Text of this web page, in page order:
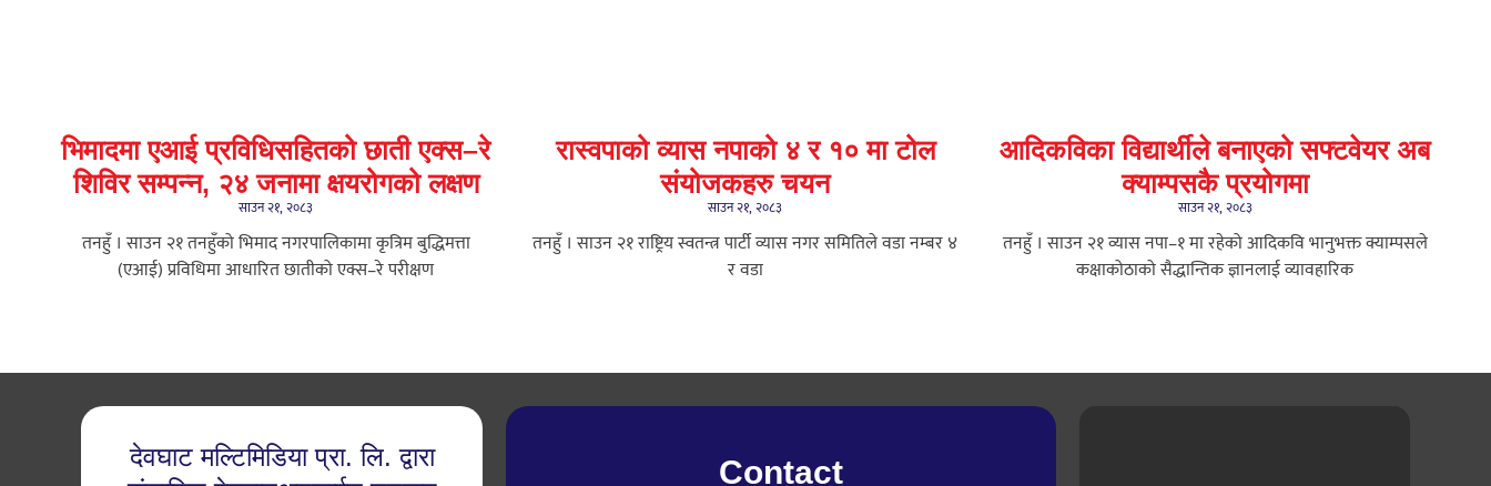
भिमादमा एआई प्रविधिसहितको छाती एक्स–रे
शिविर सम्पन्न, २४ जनामा क्षयरोगको लक्षण
साउन २१, २०८३
तनहुँ । साउन २१ तनहुँको भिमाद नगरपालिकामा कृत्रिम बुद्धिमत्ता
(एआई) प्रविधिमा आधारित छातीको एक्स–रे परीक्षण
रास्वपाको व्यास नपाको ४ र १० मा टोल
संयोजकहरु चयन
साउन २१, २०८३
तनहुँ । साउन २१ राष्ट्रिय स्वतन्त्र पार्टी व्यास नगर समितिले वडा नम्बर ४
र वडा
आदिकविका विद्यार्थीले बनाएको सफ्टवेयर अब
क्याम्पसकै प्रयोगमा
साउन २१, २०८३
तनहुँ । साउन २१ ​व्यास नपा–१ मा रहेको आदिकवि भानुभक्त क्याम्पसले
कक्षाकोठाको सैद्धान्तिक ज्ञानलाई व्यावहारिक
देवघाट मल्टिमिडिया प्रा. लि. द्वारा
Contact